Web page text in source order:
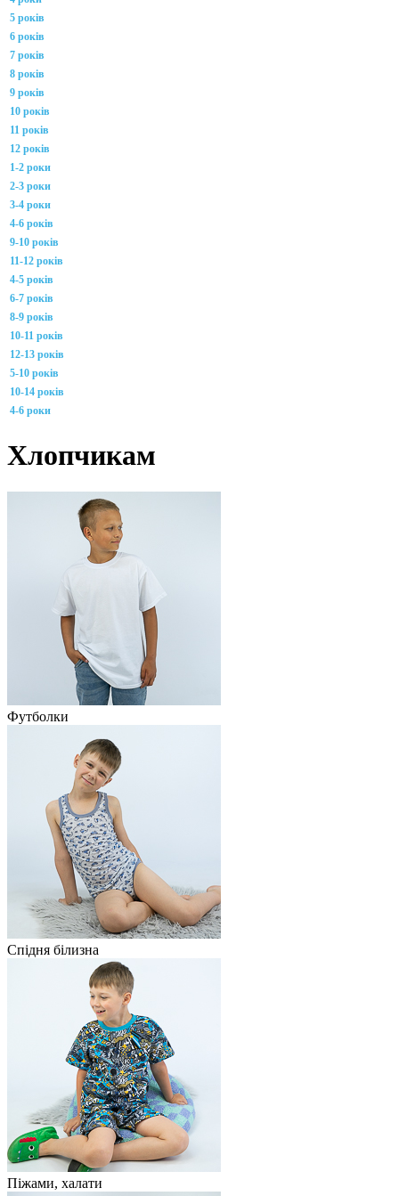
5 років
6 років
7 років
8 років
9 років
10 років
11 років
12 років
1-2 роки
2-3 роки
3-4 роки
4-6 років
9-10 років
11-12 років
4-5 років
6-7 років
8-9 років
10-11 років
12-13 років
5-10 років
10-14 років
4-6 роки
Хлопчикам
Футболки
Спідня білизна
Піжами, халати